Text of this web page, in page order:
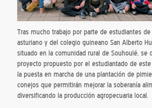
Tras mucho trabajo por parte de estudiantes
asturiano y del colegio guineano San Alberto
situado en la comunidad rural de Souhoulé, se
proyecto propuesto por el estudiantado de
la puesta en marcha de una plantación de
conejos que permitirán mejorar la soberanía
diversificando la producción agropecuaria local.